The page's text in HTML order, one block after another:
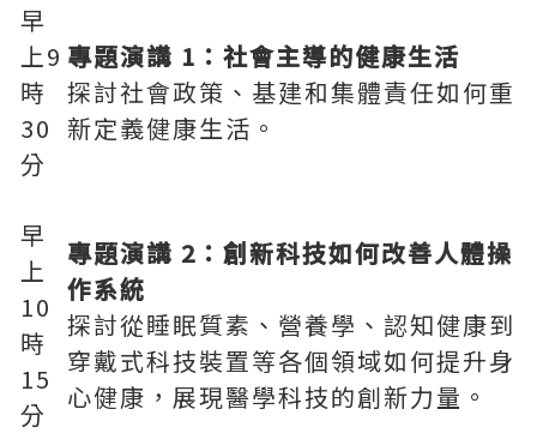
早
上9
時
30
分
專題演講 1：社會主導的健康生活
探討社會政策、基建和集體責任如何重
新定義健康生活。
早
上
10
時
15
分
專題演講 2：創新科技如何改善人體操
作系統
探討從睡眠質素、營養學、認知健康到
穿戴式科技裝置等各個領域如何提升身
心健康，展現醫學科技的創新力量。